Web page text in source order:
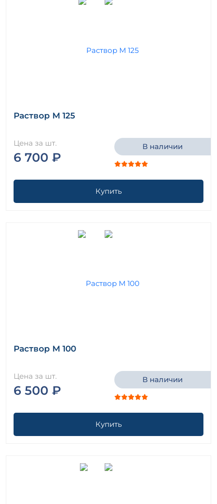
Раствор М 125
Цена за шт.
6 700 ₽
В наличии
Купить
Раствор М 100
Цена за шт.
6 500 ₽
В наличии
Купить